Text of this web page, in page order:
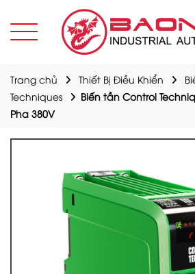
Trang chủ Thiết Bị Điều Khiển
Techniques
Biến tần Control
Pha 380V